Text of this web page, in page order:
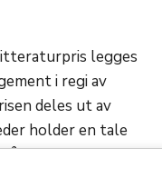
legges
i regi av
deles ut av
holder en tale